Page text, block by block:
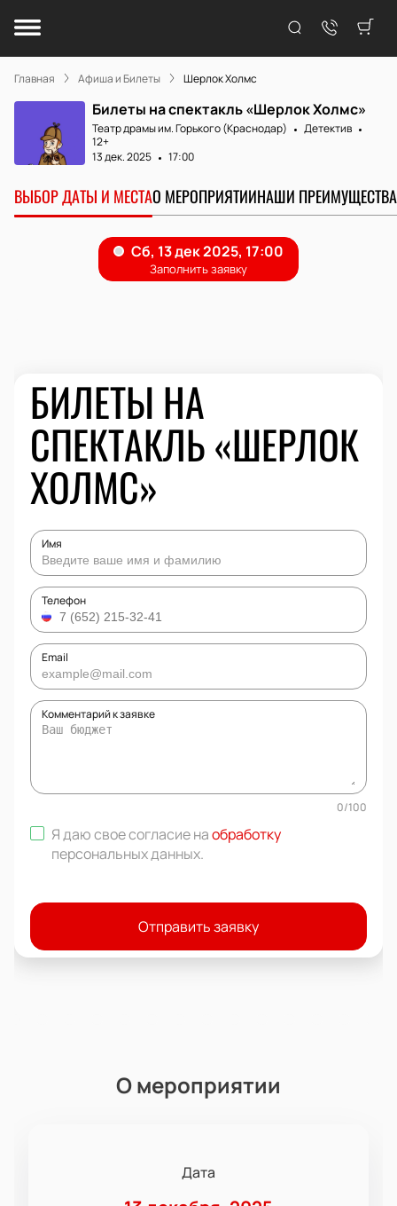
Главная Афиша и Билеты Шерлок Холмс
Билеты на спектакль «Шерлок Холмс»
Театр драмы им. Горького (Краснодар)
Детектив
12+
13 дек. 2025
17:00
ВЫБОР ДАТЫ И МЕСТАО МЕРОПРИЯТИИНАШИ ПРЕИМУЩЕСТВА
БИЛЕТЫ НА
СПЕКТАКЛЬ «ШЕРЛОК
ХОЛМС»
Имя
Телефон
Email
Комментарий к заявке
0/100
Я даю свое согласие наобработку
персональных данных.
Отправить заявку
О мероприятии
Дата